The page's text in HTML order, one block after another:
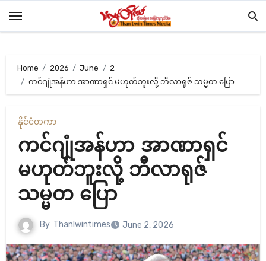
Home 2026 June
2
ကင်ဂျုံအန်ဟာ အာဏာရှင် မဟုတ်ဘူးလို့ ဘီလာရုဇ် သမ္မတ ပြော
နိုင်ငံတကာ
ကင်ဂျုံအန်ဟာ အာဏာရှင်
မဟုတ်ဘူးလို့ ဘီလာရုဇ်
သမ္မတ ပြော
By Thanlwintimes June 2, 2026